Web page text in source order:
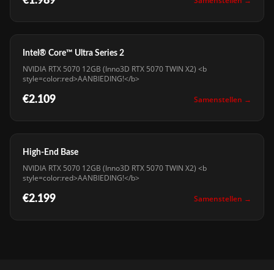
Intel® Core™ Ultra Series 2
NVIDIA RTX 5070 12GB (Inno3D RTX 5070 TWIN X2) <b
style=color:red>AANBIEDING!</b>
€2.109 Samenstellen →
High-End Base
NVIDIA RTX 5070 12GB (Inno3D RTX 5070 TWIN X2) <b
style=color:red>AANBIEDING!</b>
€2.199 Samenstellen →